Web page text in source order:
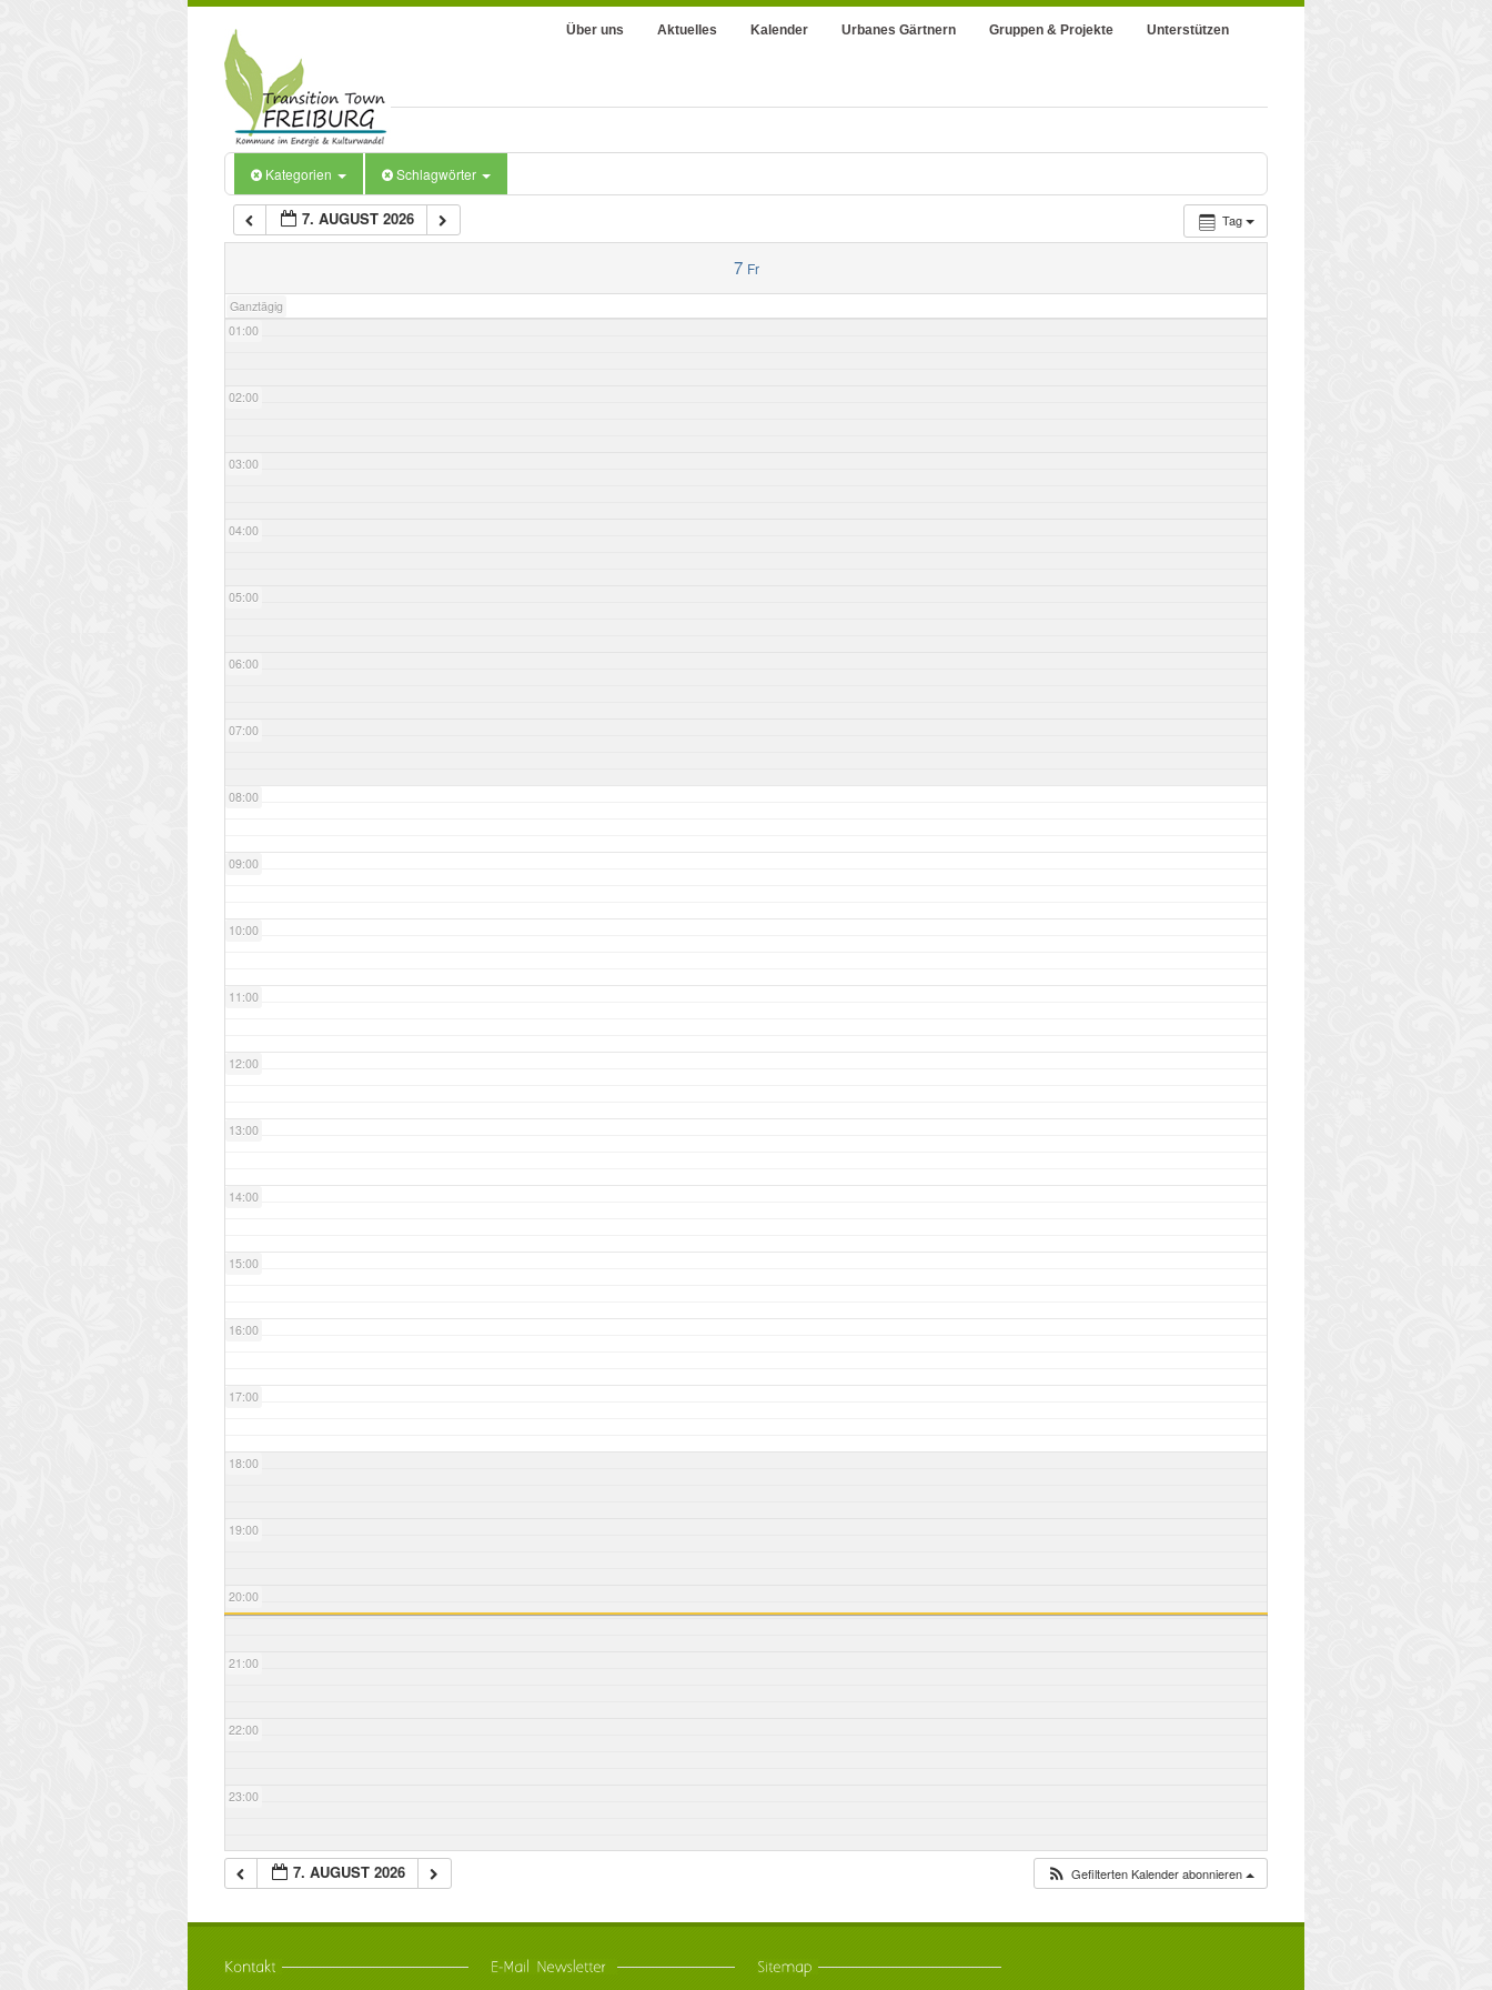
Über uns Aktuelles Kalender Urbanes Gärtnern Gruppen & Projekte Unterstützen
Kategorien Schlagwörter
Tag
7. AUGUST 2026
7 Fr
Ganztägig
01:00
02:00
03:00
04:00
05:00
06:00
07:00
08:00
09:00
10:00
11:00
12:00
13:00
14:00
15:00
16:00
17:00
18:00
19:00
20:00
21:00
22:00
23:00
7. AUGUST 2026 Gefilterten Kalender abonnieren